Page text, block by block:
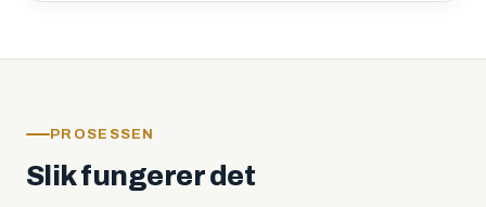
PROSESSEN
Slik fungerer det